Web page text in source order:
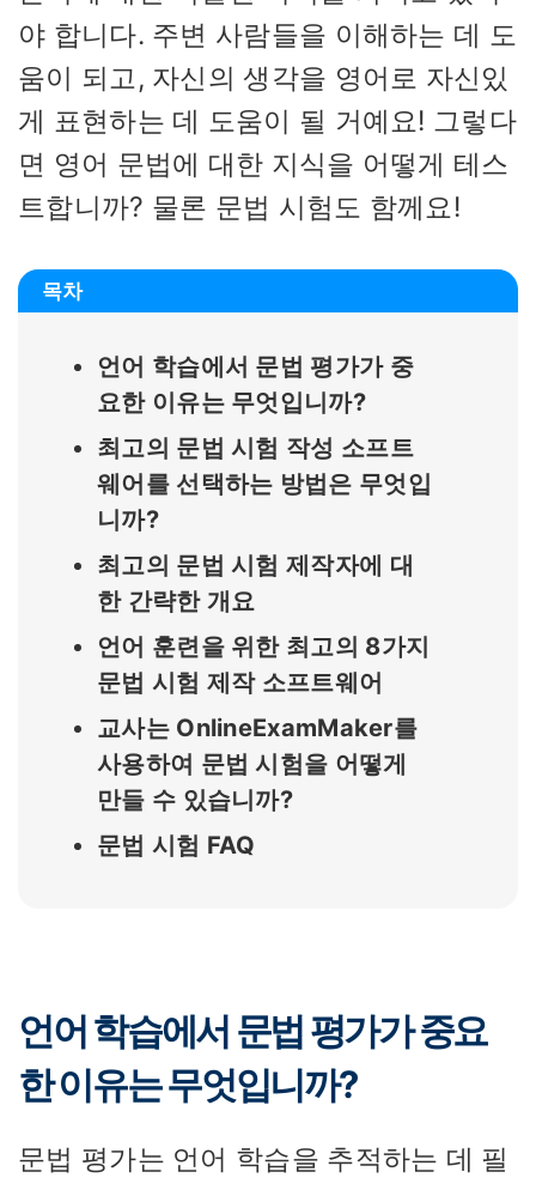
야 합니다. 주변 사람들을 이해하는 데 도
움이 되고, 자신의 생각을 영어로 자신있
게 표현하는 데 도움이 될 거예요! 그렇다
면 영어 문법에 대한 지식을 어떻게 테스
트합니까? 물론 문법 시험도 함께요!
목차
언어 학습에서 문법 평가가 중
요한 이유는 무엇입니까?
최고의 문법 시험 작성 소프트
웨어를 선택하는 방법은 무엇입
니까?
최고의 문법 시험 제작자에 대
한 간략한 개요
언어 훈련을 위한 최고의 8가지
문법 시험 제작 소프트웨어
교사는 OnlineExamMaker를
사용하여 문법 시험을 어떻게
만들 수 있습니까?
문법 시험 FAQ
언어 학습에서 문법 평가가 중요
한 이유는 무엇입니까?
문법 평가는 언어 학습을 추적하는 데 필